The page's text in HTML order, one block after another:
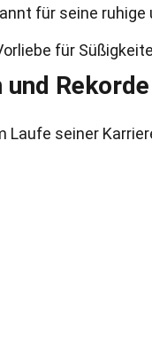
für seine
für
Rekorde
Laufe seiner